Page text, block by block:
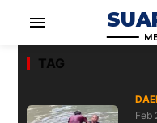
menu
TAG
Feb